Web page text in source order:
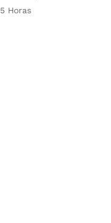
5 Horas